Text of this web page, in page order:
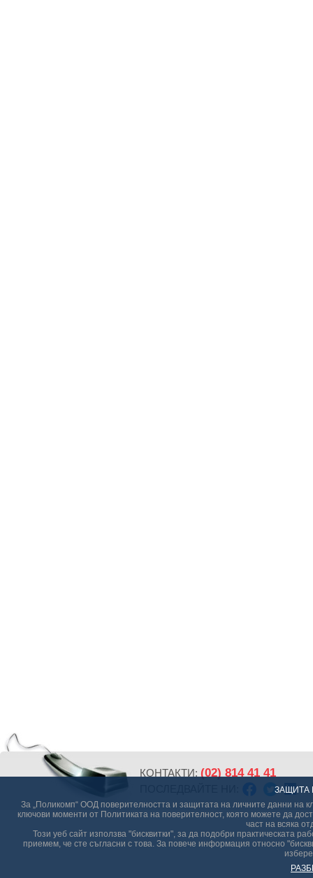
ЗАЩИТА
За „Поликомп“ ООД поверителността и защитата на личните данни на
ключови моменти от Политиката на поверителност, която можете да
част на всяка
Този уеб сайт използва "бисквитки", за да подобри практическата
приемем, че сте съгласни с това. За повече информация относно
КОНТАКТИ: (02) 814 41 41